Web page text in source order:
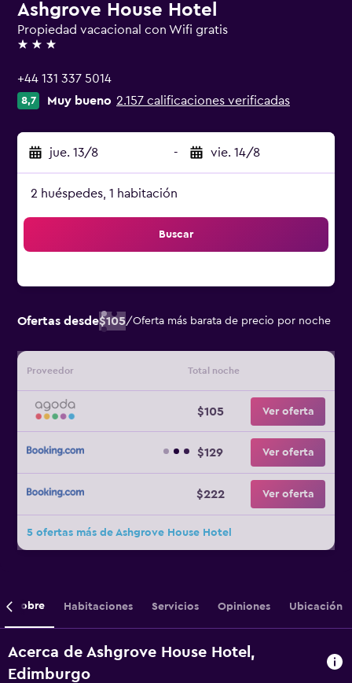
Ashgrove House Hotel
Propiedad vacacional con Wifi gratis
3 estrellas
+44 131 337 5014
8,7 Muy bueno 2.157 calificaciones verificadas
jue. 13/8 - vie. 14/8
2 huéspedes, 1 habitación
Buscar
Ofertas desde$105/Oferta más barata de precio por noche
Proveedor Total noche
$105 Ver oferta
$129 Ver oferta
$222 Ver oferta
5 ofertas más de Ashgrove House Hotel
Sobre Habitaciones Servicios Opiniones Ubicación
Acerca de Ashgrove House Hotel,
Edimburgo